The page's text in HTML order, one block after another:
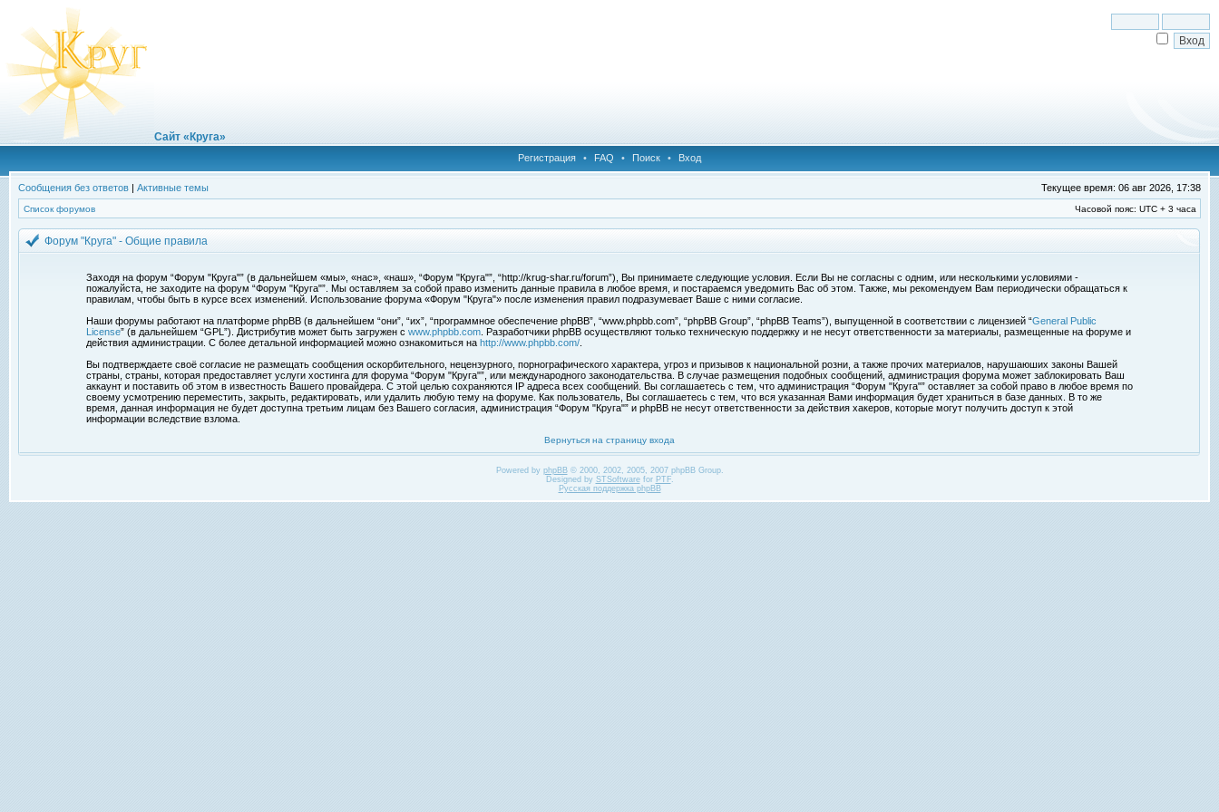
Сайт «Круга»
Регистрация • FAQ • Поиск • Вход
Сообщения без ответов | Активные темы Текущее время: 06 авг 2026, 17:38
Список форумов Часовой пояс: UTC + 3 часа
Форум "Круга" - Общие правила
Заходя на форум “Форум "Круга"” (в дальнейшем «мы», «нас», «наш», “Форум "Круга"”, “http://krug-shar.ru/forum”), Вы принимаете следующие условия. Если Вы не согласны с одним, или несколькими условиями -
пожалуйста, не заходите на форум “Форум "Круга"”. Мы оставляем за собой право изменить данные правила в любое время, и постараемся уведомить Вас об этом. Также, мы рекомендуем Вам периодически обращаться к
правилам, чтобы быть в курсе всех изменений. Использование форума «Форум "Круга"» после изменения правил подразумевает Ваше с ними согласие.
Наши форумы работают на платформе phpBB (в дальнейшем “они”, “их”, “программное обеспечение phpBB”, “www.phpbb.com”, “phpBB Group”, “phpBB Teams”), выпущенной в соответствии с лицензией “General Public
License” (в дальнейшем “GPL”). Дистрибутив может быть загружен с www.phpbb.com . Разработчики phpBB осуществляют только техническую поддержку и не несут ответственности за материалы, размещенные на форуме и
действия администрации. С более детальной информацией можно ознакомиться на http://www.phpbb.com/
Вы подтверждаете своё согласие не размещать сообщения оскорбительного, нецензурного, порнографического характера, угроз и призывов к национальной розни, а также прочих материалов, нарушаюших законы Вашей
страны, страны, которая предоставляет услуги хостинга для форума “Форум "Круга"”, или международного законодательства. В случае размещения подобных сообщений, администрация форума может заблокировать Ваш
аккаунт и поставить об этом в известность Вашего провайдера. С этой целью сохраняются IP адреса всех сообщений. Вы соглашаетесь с тем, что администрация “Форум "Круга"” оставляет за собой право в любое время по
своему усмотрению переместить, закрыть, редактировать, или удалить любую тему на форуме. Как пользователь, Вы соглашаетесь с тем, что вся указанная Вами информация будет храниться в базе данных. В то же
время, данная информация не будет доступна третьим лицам без Вашего согласия, администрация “Форум "Круга"” и phpBB не несут ответственности за действия хакеров, которые могут получить доступ к этой
информации вследствие взлома.
Вернуться на страницу входа
Powered by phpBB© 2000, 2002, 2005, 2007 phpBB Group.
Designed by STSoftwarefor PTF.
Русская поддержка phpBB